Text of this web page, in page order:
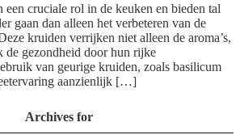
een cruciale rol in de keuken en bieden tal
gaan dan alleen het verbeteren van de
kruiden verrijken niet alleen de aroma’s,
de gezondheid door hun rijke
van geurige kruiden, zoals basilicum
aanzienlijk […]
Archives for